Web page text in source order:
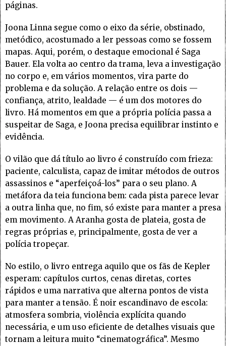
páginas.
Joona Linna segue como o eixo da série, obstinado,
metódico, acostumado a ler pessoas como se fossem
mapas. Aqui, porém, o destaque emocional é Saga
Bauer. Ela volta ao centro da trama, leva a investigação
no corpo e, em vários momentos, vira parte do
problema e da solução. A relação entre os dois —
confiança, atrito, lealdade — é um dos motores do
livro. Há momentos em que a própria polícia passa a
suspeitar de Saga, e Joona precisa equilibrar instinto e
evidência.
O vilão que dá título ao livro é construído com frieza:
paciente, calculista, capaz de imitar métodos de outros
assassinos e “aperfeiçoá-los” para o seu plano. A
metáfora da teia funciona bem: cada pista parece levar
a outra linha que, no fim, só existe para manter a presa
em movimento. A Aranha gosta de plateia, gosta de
regras próprias e, principalmente, gosta de ver a
polícia tropeçar.
No estilo, o livro entrega aquilo que os fãs de Kepler
esperam: capítulos curtos, cenas diretas, cortes
rápidos e uma narrativa que alterna pontos de vista
para manter a tensão. É noir escandinavo de escola:
atmosfera sombria, violência explícita quando
necessária, e um uso eficiente de detalhes visuais que
tornam a leitura muito “cinematográfica”. Mesmo